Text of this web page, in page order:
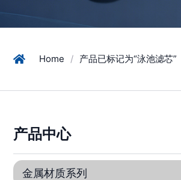
Home / 产品已标记为“泳池滤芯”
产品中心
金属材质系列